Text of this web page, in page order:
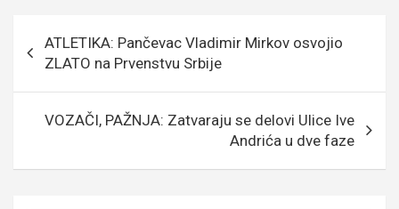
o
o
k
e
g
er
p
p
чланка
ATLETIKA: Pančevac Vladimir Mirkov osvojio
ZLATO na Prvenstvu Srbije
VOZAČI, PAŽNJA: Zatvaraju se delovi Ulice Ive
Andrića u dve faze